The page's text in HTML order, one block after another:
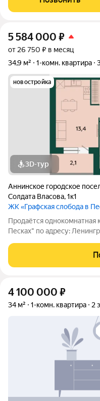
сторону, благодаря чему в
5 584 000 ₽
от 26 750 ₽ в месяц
34,9 м²
1-комн. квартира
новостройка
3D-тур
Аннинское городское
Солдата Власова,1к1
ЖК «Графская слобода в
Продаётся однокомнатная
Песках" по адресу:
59 минутах на транспорте
рядом с ж/д
4 100 000 ₽
34 м² 1-комн. квартира 2